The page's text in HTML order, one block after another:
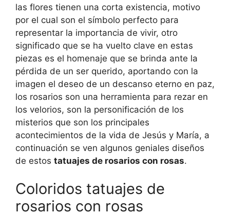
las flores tienen una corta existencia, motivo
por el cual son el símbolo perfecto para
representar la importancia de vivir, otro
significado que se ha vuelto clave en estas
piezas es el homenaje que se brinda ante la
pérdida de un ser querido, aportando con la
imagen el deseo de un descanso eterno en paz,
los rosarios son una herramienta para rezar en
los velorios, son la personificación de los
misterios que son los principales
acontecimientos de la vida de Jesús y María, a
continuación se ven algunos geniales diseños
de estos tatuajes de rosarios con rosas.
Coloridos tatuajes de
rosarios con rosas